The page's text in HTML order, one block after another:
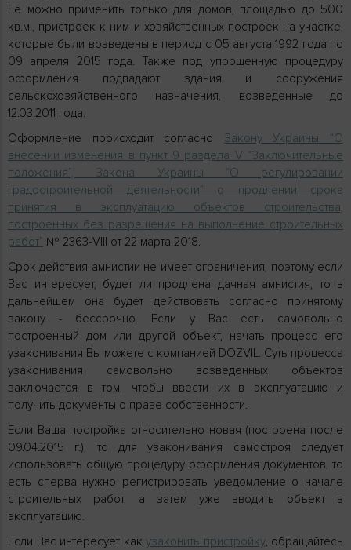
Ее можно применить только для домов, площадью до 500
кв.м., пристроек к ним и хозяйственных построек на участке,
которые были возведены в период с 05 августа 1992 года по
09 апреля 2015 года. Также под упрощенную процедуру
оформления подпадают здания и сооружения
сельскохозяйственного назначения, возведенные до
12.03.2011 года.
Оформление происходит согласно Закону Украины “О
внесении изменения в пункт 9 раздела V “Заключительные
положения”, Закона Украины “О регулировании
градостроительной деятельности” о продлении срока
принятия в эксплуатацию объектов строительства,
построенных без разрешения на выполнение строительных
работ” № 2363-VIII от 22 марта 2018.
Срок действия амнистии не имеет ограничения, поэтому если
Вас интересует, будет ли продлена дачная амнистия, то в
дальнейшем она будет действовать согласно принятому
закону - бессрочно. Если у Вас есть самовольно
построенный дом или другой объект, начать процесс его
узаконивания Вы можете с компанией DOZVIL. Суть процесса
узаконивания самовольно возведенных объектов
заключается в том, чтобы ввести их в эксплуатацию и
получить документы о праве собственности.
Если Ваша постройка относительно новая (построена после
09.04.2015 г.), то для узаконивания самостроя следует
использовать общую процедуру оформления документов, то
есть сперва нужно регистрировать уведомление о начале
строительных работ, а затем уже вводить объект в
эксплуатацию.
Если Вас интересует как узаконить пристройку, обращайтесь